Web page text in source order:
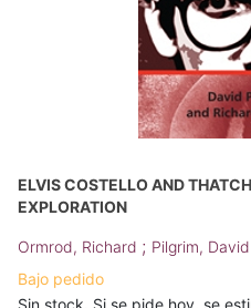
ELVIS COSTELLO AND
EXPLORATION
Ormrod, Richard ; Pilgrim, David
Bajo pedido
Sin stock. Si se pide hoy, se